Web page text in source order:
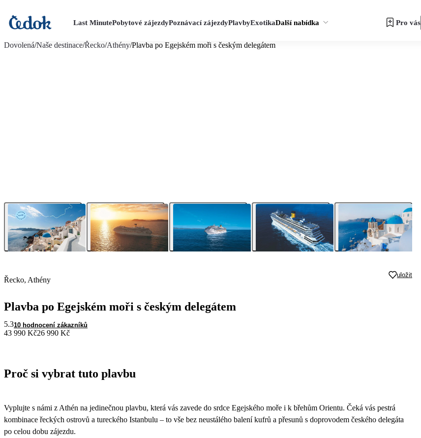
Last MinutePobytové zájezdyPoznávací zájezdyPlavbyExotikaDalší nabídka Pro vás
Dovolená/Naše destinace/Řecko/Athény/Plavba po Egejském moři s českým delegátem
Řecko, Athény
uložit
Plavba po Egejském moři s českým delegátem
5.310 hodnocení zákazníků
43 990 Kč26 990 Kč
Proč si vybrat tuto plavbu
Vyplujte s námi z Athén na jedinečnou plavbu, která vás zavede do srdce Egejského moře i k břehům Orientu. Čeká vás pestrá
kombinace řeckých ostrovů a tureckého Istanbulu – to vše bez neustálého balení kufrů a přesunů s doprovodem českého delegáta
po celou dobu zájezdu.